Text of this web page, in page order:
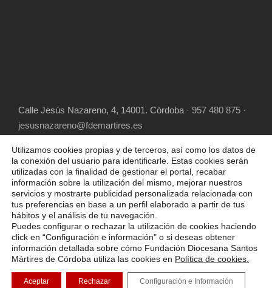
Calle Jesús Nazareno, 4, 14001. Córdoba · 957 480 875 ·
jesusnazareno@fdemartires.es
COPYRIGHT 2025 FUNDACIÓN DIOCESANA
SANTOS MÁRTIRES, ALL RIGHT RESERVED
POLÍTICA DE COOKIES AVISO LEGAL
POLÍTICA DE PRIVACIDAD
Utilizamos cookies propias y de terceros, así como los datos de
la conexión del usuario para identificarle. Estas cookies serán
utilizadas con la finalidad de gestionar el portal, recabar
información sobre la utilización del mismo, mejorar nuestros
servicios y mostrarte publicidad personalizada relacionada con
tus preferencias en base a un perfil elaborado a partir de tus
hábitos y el análisis de tu navegación.
Puedes configurar o rechazar la utilización de cookies haciendo
click en “Configuración e información" o si deseas obtener
información detallada sobre cómo Fundación Diocesana Santos
Mártires de Córdoba utiliza las cookies en Política de cookies.
Aceptar Rechazar Configuración e Información